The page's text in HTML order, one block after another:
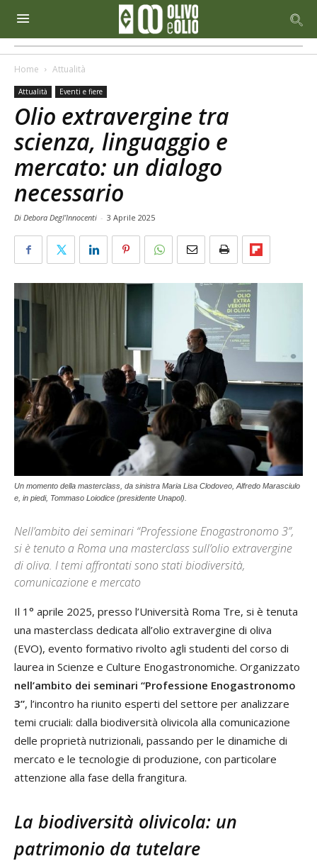
Home Attualità
Attualità Eventi e fiere
Olio extravergine tra
scienza, linguaggio e
mercato: un dialogo
necessario
Di Debora Degl’Innocenti - 3 Aprile 2025
Un momento della masterclass, da sinistra Maria Lisa Clodoveo, Alfredo Marasciulo
e, in piedi, Tommaso Loiodice (presidente Unapol).
Nell’ambito dei seminari “Professione Enogastronomo 3”,
si è tenuto a Roma una masterclass sull’olio extravergine
di oliva. I temi affrontati sono stati biodiversità,
comunicazione e mercato
Il 1° aprile 2025, presso l’Università Roma Tre, si è tenuta
una masterclass dedicata all’olio extravergine di oliva
(EVO), evento formativo rivolto agli studenti del corso di
laurea in Scienze e Culture Enogastronomiche. Organizzato
nell’ambito dei seminari “Professione Enogastronomo
3”, l’incontro ha riunito esperti del settore per analizzare
temi cruciali: dalla biodiversità olivicola alla comunicazione
delle proprietà nutrizionali, passando per le dinamiche di
mercato e le tecnologie di produzione, con particolare
attenzione alla fase della frangitura.
La biodiversità olivicola: un
patrimonio da tutelare